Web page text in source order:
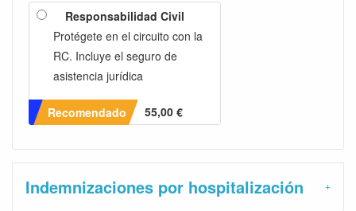
Responsabilidad Civil
Protégete en el circuito con la
RC. Incluye el seguro de
asistencia jurídica
Recomendado 55,00 €
Indemnizaciones por hospitalización